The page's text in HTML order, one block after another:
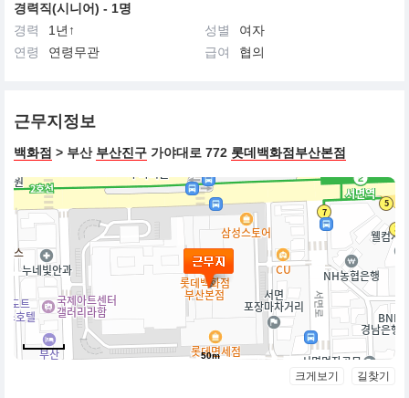
경력직(시니어) - 1명
경력
1년↑ 성별
여자
연령
연령무관 급여 협의
근무지정보
백화점 > 부산 부산진구 가야대로 772 롯데백화점부산본점
50m
크게보기 길찾기